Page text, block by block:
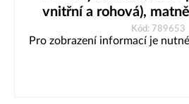
vnitřní a rohová),
Kód: 789653
Pro zobrazení informací je